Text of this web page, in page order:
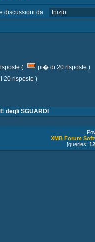
discussioni da
(
pi� di 20 risposte )
20 risposte )
degli SGUARDI
XMB Forum
[queries: 12